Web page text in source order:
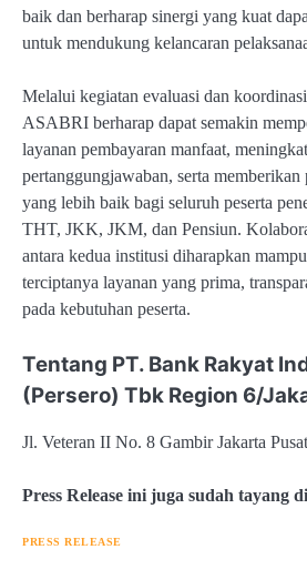
baik dan berharap sinergi yang kuat
untuk mendukung kelancaran
Melalui kegiatan evaluasi dan
ASABRI berharap dapat semakin
layanan pembayaran manfaat,
pertanggungjawaban, serta memberikan
yang lebih baik bagi seluruh peserta
THT, JKK, JKM, dan Pensiun.
antara kedua institusi diharapkan
terciptanya layanan yang prima,
pada kebutuhan peserta.
Tentang PT. Bank Rakyat
(Persero) Tbk Region 6/
Jl. Veteran II No. 8 Gambir Jakarta
Press Release ini juga sudah tayang di
PRESS RELEASE